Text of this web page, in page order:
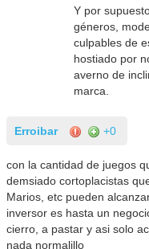
Y por
géneros,
culpables de
hostiado por
averno de
marca.
Erroibar +0
con la cantidad de juegos
demsiado cortoplacistas
Marios, etc pueden
inversor es hasta un
cierro, a pastar y asi solo
nada normalillo